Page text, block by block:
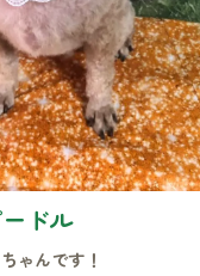
ドル
ゃんです！